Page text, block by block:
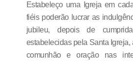
Estabeleço uma Igreja em
fiéis poderão lucrar as
jubileu, depois de
estabelecidas pela Santa Igreja,
comunhão e oração nas